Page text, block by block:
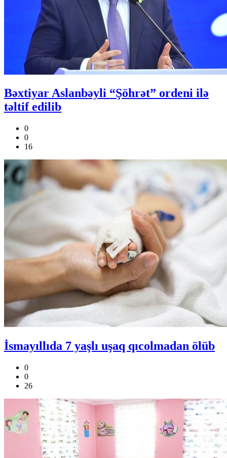
Bəxtiyar Aslanbəyli “Şöhrət” ordeni ilə
təltif edilib
0
0
16
İsmayıllıda 7 yaşlı uşaq qıcolmadan ölüb
0
0
26